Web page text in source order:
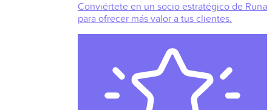
Conviértete en un socio estratégico de Runa
para ofrecer más valor a tus clientes.